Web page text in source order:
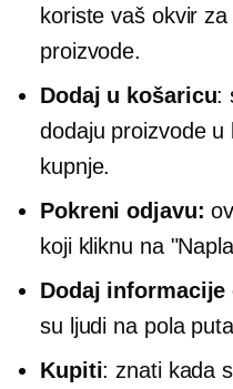
koriste vaš okvir
proizvode.
Dodaj u košaricu:
dodaju proizvode
kupnje.
Pokreni odjavu:
koji kliknu na
Dodaj informacije
su ljudi na pola
Kupiti: znati kada